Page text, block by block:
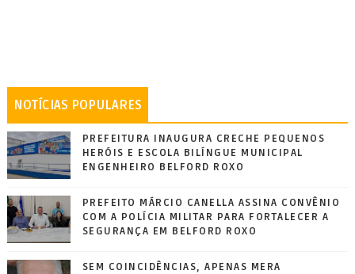
NOTÍCIAS POPULARES
PREFEITURA INAUGURA CRECHE PEQUENOS
HERÓIS E ESCOLA BILÍNGUE MUNICIPAL
ENGENHEIRO BELFORD ROXO
PREFEITO MÁRCIO CANELLA ASSINA CONVÊNIO
COM A POLÍCIA MILITAR PARA FORTALECER A
SEGURANÇA EM BELFORD ROXO
SEM COINCIDÊNCIAS, APENAS MERA